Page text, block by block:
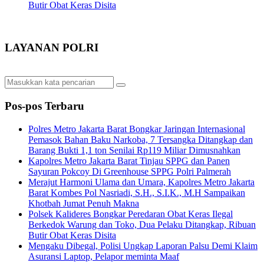
Butir Obat Keras Disita
LAYANAN POLRI
Pos-pos Terbaru
Polres Metro Jakarta Barat Bongkar Jaringan Internasional
Pemasok Bahan Baku Narkoba, 7 Tersangka Ditangkap dan
Barang Bukti 1,1 ton Senilai Rp119 Miliar Dimusnahkan
Kapolres Metro Jakarta Barat Tinjau SPPG dan Panen
Sayuran Pokcoy Di Greenhouse SPPG Polri Palmerah
Merajut Harmoni Ulama dan Umara, Kapolres Metro Jakarta
Barat Kombes Pol Nasriadi, S.H., S.I.K., M.H Sampaikan
Khotbah Jumat Penuh Makna
Polsek Kalideres Bongkar Peredaran Obat Keras Ilegal
Berkedok Warung dan Toko, Dua Pelaku Ditangkap, Ribuan
Butir Obat Keras Disita
Mengaku Dibegal, Polisi Ungkap Laporan Palsu Demi Klaim
Asuransi Laptop, Pelapor meminta Maaf